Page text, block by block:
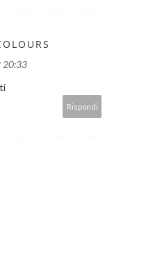
20:33
Rispondi